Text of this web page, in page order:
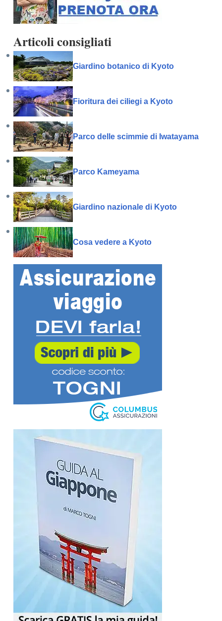
Articoli consigliati
Giardino botanico di Kyoto
Fioritura dei ciliegi a Kyoto
Parco delle scimmie di Iwatayama
Parco Kameyama
Giardino nazionale di Kyoto
Cosa vedere a Kyoto